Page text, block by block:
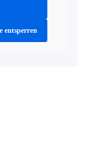
entsperren